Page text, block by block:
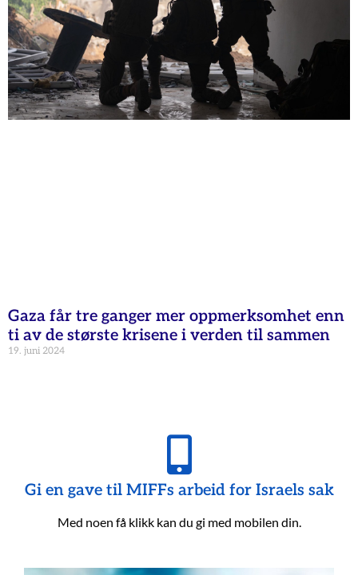
Gaza får tre ganger mer oppmerksomhet enn
ti av de største krisene i verden til sammen
19. juni 2024
Gi en gave til MIFFs arbeid for Israels sak
Med noen få klikk kan du gi med mobilen din.